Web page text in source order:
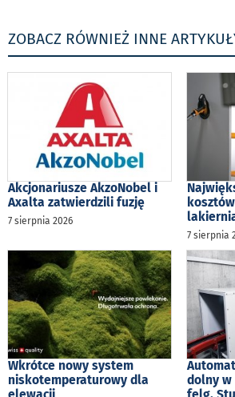
ZOBACZ RÓWNIEŻ INNE
Akcjonariusze AkzoNobel i
Axalta zatwierdzili fuzję
7 sierpnia 2026
7 sierpnia
Wkrótce nowy system
niskotemperaturowy dla
dolny w